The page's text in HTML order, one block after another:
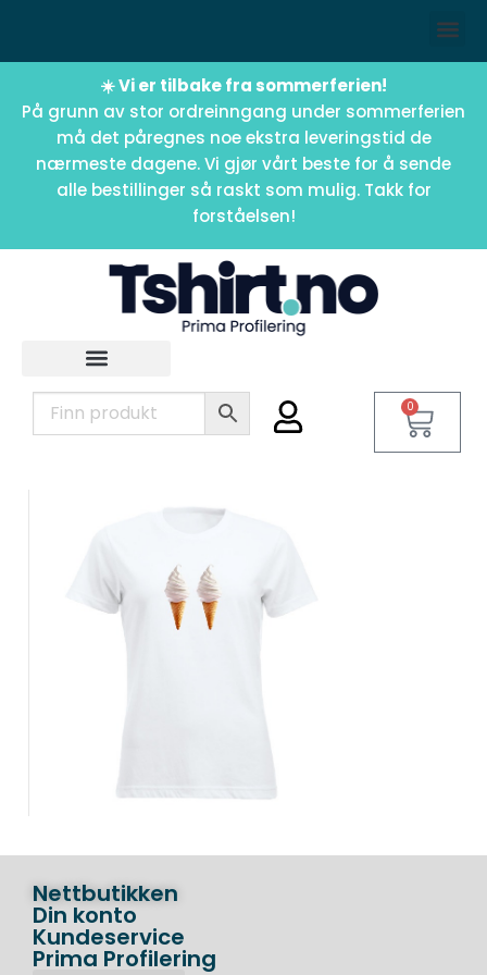
☀️ Vi er tilbake fra sommerferien!
På grunn av stor ordreinngang under sommerferien
må det påregnes noe ekstra leveringstid de
nærmeste dagene. Vi gjør vårt beste for å sende
alle bestillinger så raskt som mulig. Takk for
forståelsen!
0
Nettbutikken
Din konto
Kundeservice
Prima Profilering